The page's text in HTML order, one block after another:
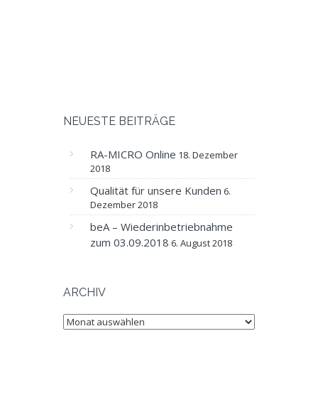
NEUESTE BEITRÄGE
RA-MICRO Online 18. Dezember
2018
Qualität für unsere Kunden 6.
Dezember 2018
beA – Wiederinbetriebnahme
zum 03.09.2018 6. August 2018
ARCHIV
Archiv